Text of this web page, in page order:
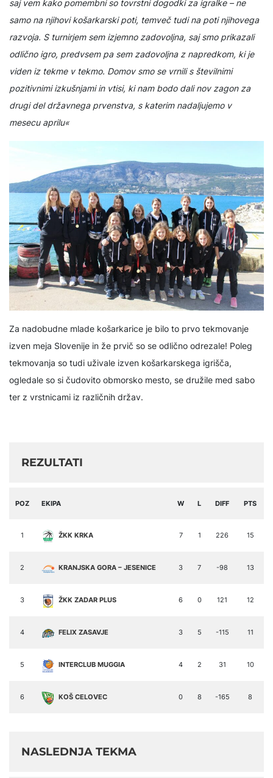
saj vem kako pomembni so tovrstni dogodki za igralke – ne
samo na njihovi košarkarski poti, temveč tudi na poti njihovega
razvoja. S turnirjem sem izjemno zadovoljna, saj smo prikazali
odlično igro, predvsem pa sem zadovoljna z napredkom, ki je
viden iz tekme v tekmo. Domov smo se vrnili s številnimi
pozitivnimi izkušnjami in vtisi, ki nam bodo dali nov zagon za
drugi del državnega prvenstva, s katerim nadaljujemo v
mesecu aprilu«
Za nadobudne mlade košarkarice je bilo to prvo tekmovanje
izven meja Slovenije in že prvič so se odlično odrezale! Poleg
tekmovanja so tudi uživale izven košarkarskega igrišča,
ogledale so si čudovito obmorsko mesto, se družile med sabo
ter z vrstnicami iz različnih držav.
REZULTATI
POZ EKIPA W L DIFF PTS
1 ŽKK KRKA 7 1 226 15
2 KRANJSKA GORA – JESENICE 3 7 -98 13
3 ŽKK ZADAR PLUS 6 0 121 12
4 FELIX ZASAVJE 3 5 -115 11
5 INTERCLUB MUGGIA 4 2 31 10
6 KOŠ CELOVEC 0 8 -165 8
NASLEDNJA TEKMA